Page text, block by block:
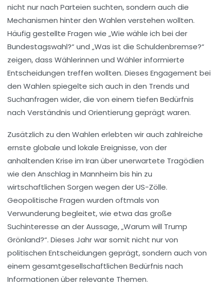
nicht nur nach Parteien suchten, sondern auch die
Mechanismen hinter den Wahlen verstehen wollten.
Häufig gestellte Fragen wie „Wie wähle ich bei der
Bundestagswahl?“ und „Was ist die Schuldenbremse?“
zeigen, dass Wählerinnen und Wähler informierte
Entscheidungen treffen wollten. Dieses Engagement bei
den Wahlen spiegelte sich auch in den Trends und
Suchanfragen wider, die von einem tiefen Bedürfnis
nach Verständnis und Orientierung geprägt waren.
Zusätzlich zu den Wahlen erlebten wir auch zahlreiche
ernste globale und lokale Ereignisse, von der
anhaltenden Krise im Iran über unerwartete Tragödien
wie den Anschlag in Mannheim bis hin zu
wirtschaftlichen Sorgen wegen der US-Zölle.
Geopolitische Fragen wurden oftmals von
Verwunderung begleitet, wie etwa das große
Suchinteresse an der Aussage, „Warum will Trump
Grönland?“. Dieses Jahr war somit nicht nur von
politischen Entscheidungen geprägt, sondern auch von
einem gesamtgesellschaftlichen Bedürfnis nach
Informationen über relevante Themen.